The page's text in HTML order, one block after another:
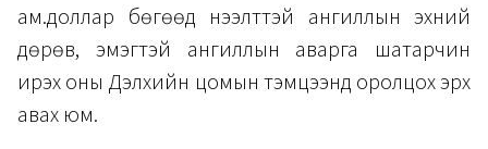
ам.доллар бөгөөд нээлттэй ангиллын эхний
дөрөв, эмэгтэй ангиллын аварга шатарчин
ирэх оны Дэлхийн цомын тэмцээнд оролцох эрх
авах юм.